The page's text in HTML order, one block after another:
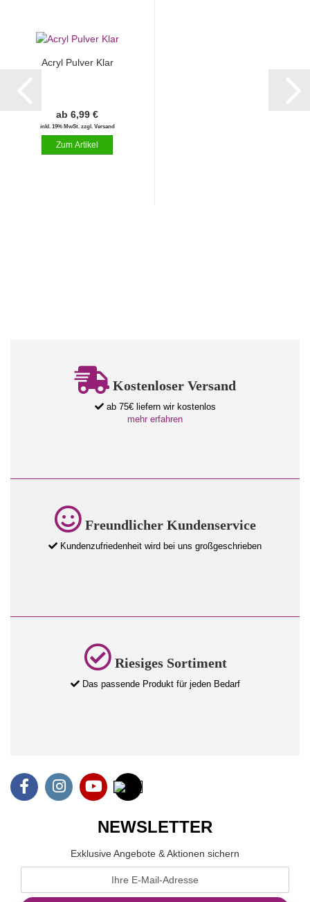
Acryl Pulver Klar
ab 6,99 €
inkl. 19% MwSt. zzgl. Versand
Kostenloser Versand
ab 75€ liefern wir kostenlos
mehr erfahren
Freundlicher Kundenservice
Kundenzufriedenheit wird bei uns großgeschrieben
Riesiges Sortiment
Das passende Produkt für jeden Bedarf
NEWSLETTER
Exklusive Angebote & Aktionen sichern